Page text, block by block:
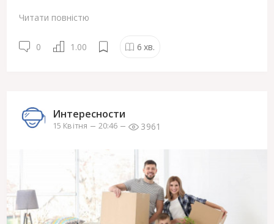
Читати повністю
0 1.00 6 хв.
Интересности
15 Квітня 20:46 3961